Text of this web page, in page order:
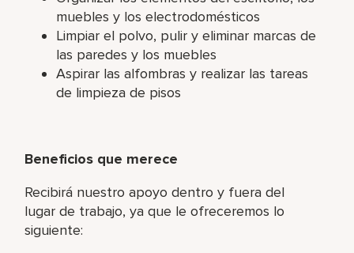
muebles y los electrodomésticos
Limpiar el polvo, pulir y eliminar marcas de
las paredes y los muebles
Aspirar las alfombras y realizar las tareas
de limpieza de pisos
Beneficios que merece
Recibirá nuestro apoyo dentro y fuera del
lugar de trabajo, ya que le ofreceremos lo
siguiente: